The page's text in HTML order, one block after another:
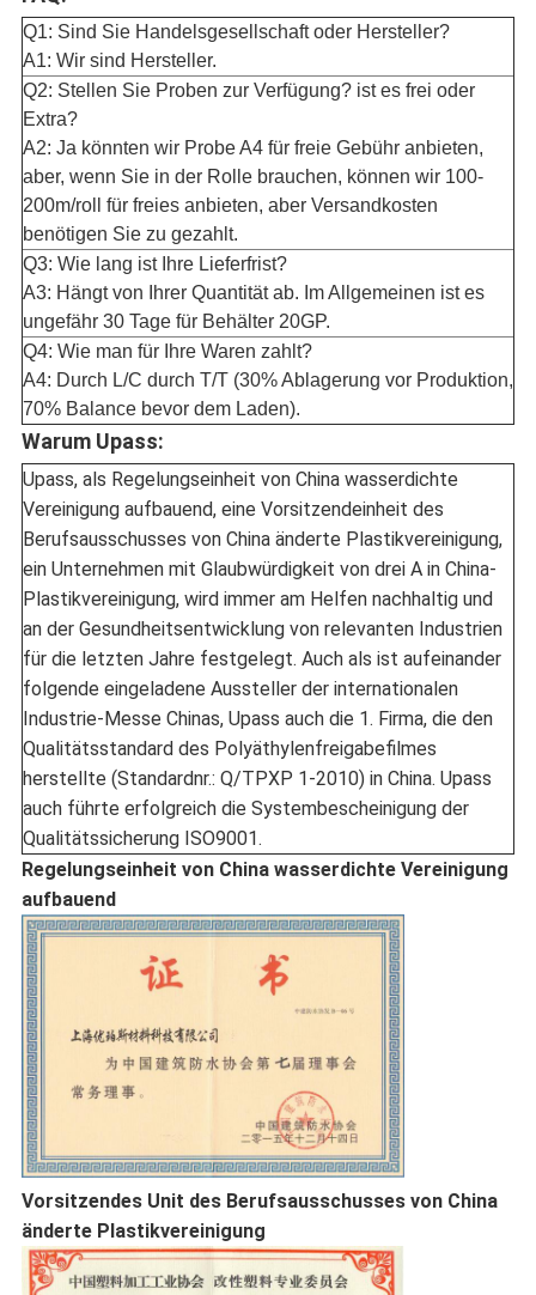
Q1: Sind Sie Handelsgesellschaft oder Hersteller?
A1: Wir sind Hersteller.
Q2: Stellen Sie Proben zur Verfügung? ist es frei oder
Extra?
A2: Ja könnten wir Probe A4 für freie Gebühr anbieten,
aber, wenn Sie in der Rolle brauchen, können wir 100-
200m/roll für freies anbieten, aber Versandkosten
benötigen Sie zu gezahlt.
Q3: Wie lang ist Ihre Lieferfrist?
A3: Hängt von Ihrer Quantität ab. Im Allgemeinen ist es
ungefähr 30 Tage für Behälter 20GP.
Q4: Wie man für Ihre Waren zahlt?
A4: Durch L/C durch T/T (30% Ablagerung vor Produktion,
70% Balance bevor dem Laden).
Warum Upass:
Upass, als Regelungseinheit von China wasserdichte
Vereinigung aufbauend, eine Vorsitzendeinheit des
Berufsausschusses von China änderte Plastikvereinigung,
ein Unternehmen mit Glaubwürdigkeit von drei A in China-
Plastikvereinigung, wird immer am Helfen nachhaltig und
an der Gesundheitsentwicklung von relevanten Industrien
für die letzten Jahre festgelegt. Auch als ist aufeinander
folgende eingeladene Aussteller der internationalen
Industrie-Messe Chinas, Upass auch die 1. Firma, die den
Qualitätsstandard des Polyäthylenfreigabefilmes
herstellte (Standardnr.: Q/TPXP 1-2010) in China. Upass
auch führte erfolgreich die Systembescheinigung der
Qualitätssicherung ISO9001.
Regelungseinheit von China wasserdichte Vereinigung
aufbauend
Vorsitzendes Unit des Berufsausschusses von China
änderte Plastikvereinigung